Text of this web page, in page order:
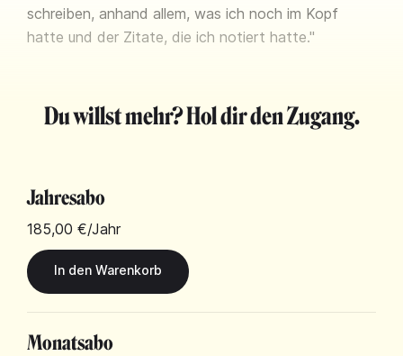
schreiben, anhand allem, was ich noch im Kopf
hatte und der Zitate, die ich notiert hatte."
Du willst mehr? Hol dir den Zugang.
Jahresabo
185,00 €/Jahr
Monatsabo